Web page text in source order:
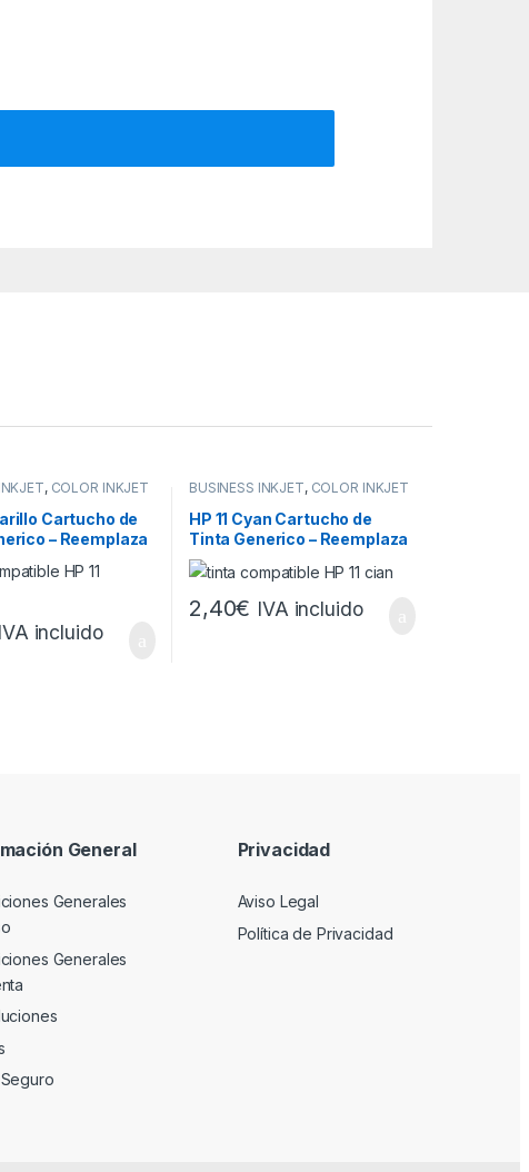
, COLOR INKJET
,OFFICEJET PRO
Cartucho de
– Reemplaza
IVA incluido
BUSINESS INKJET, COLOR INKJET
OFFICEJET,OFFICEJET PRO
HP 11 Cyan Cartucho de
Tinta Generico – Reemplaza
C4836A
2,40€ IVA incluido
General
Generales
Generales
Privacidad
Aviso Legal
Política de Privacidad